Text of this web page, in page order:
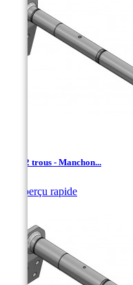
AD - 2 trous - Manchon...
Aperçu rapide